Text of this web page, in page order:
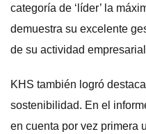
categoría de ‘líder’ la
demuestra su excelente
de su actividad
KHS también logró
sostenibilidad. En el
en cuenta por vez primera